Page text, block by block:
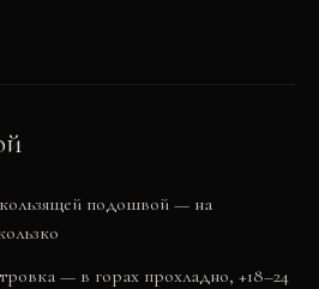
подошвой — на
— в горах прохладно, +18–24